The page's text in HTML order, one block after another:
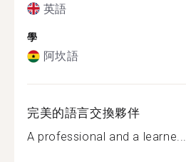
英語
學
阿坎語
完美的語言交換夥伴
A professional and a learne...